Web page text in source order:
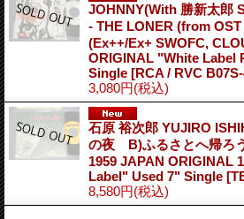
JOHNNY(With 勝新太郎
- THE LONER (from
(Ex++/Ex+ SWOFC,
ORIGINAL "White Label
Single [RCA / RVC
3,080円(税込)
石原 裕次郎 YUJIRO
の夜 B)ふるさとへ帰ろ
1959 JAPAN ORIGINAL
Label" Used 7" Single
8,580円(税込)